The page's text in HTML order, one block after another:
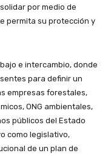
por medio de
permita su protección y
e intercambio, donde
para definir un
empresas forestales,
ONG ambientales,
públicos del Estado
como legislativo,
de un plan de